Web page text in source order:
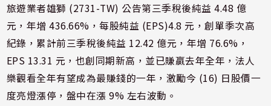
旅遊業者雄獅 (2731-TW) 公告第三季稅後純益 4.48 億
元，年增 436.66%，每股純益 (EPS)4.8 元，創單季次高
紀錄，累計前三季稅後純益 12.42 億元，年增 76.6%，
EPS 13.31 元，也創同期新高，並已賺贏去年全年，法人
樂觀看全年有望成為最賺錢的一年，激勵今 (16) 日股價一
度亮燈漲停，盤中在漲 9% 左右波動。